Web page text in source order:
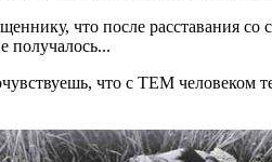
что после расставания
получалось...
что с ТЕМ человеком